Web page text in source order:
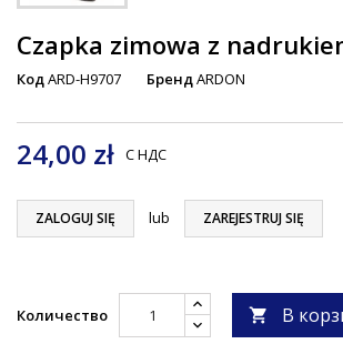
Czapka zimowa z
КодARD-H9707 БрендARDON
24,00 zł С НДС
ZALOGUJ SIĘ lub ZAREJESTRUJ SIĘ
Количество  В